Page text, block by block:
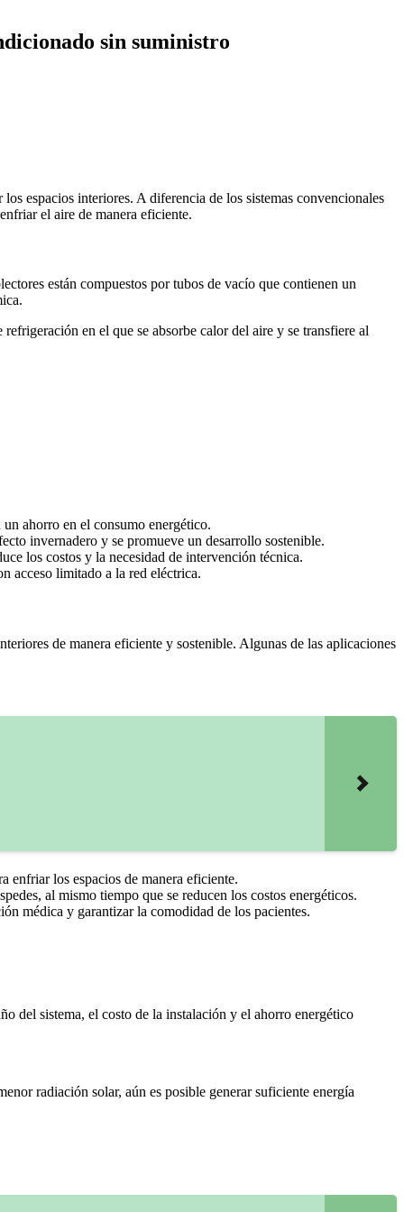
sin suministro
espacios interiores. A diferencia de los sistemas convencionales
el aire de manera eficiente.
están compuestos por tubos de vacío que contienen un
en el que se absorbe calor del aire y se transfiere al
ahorro en el consumo energético.
invernadero y se promueve un desarrollo sostenible.
los costos y la necesidad de intervención técnica.
acceso limitado a la red eléctrica.
de manera eficiente y sostenible. Algunas de las aplicaciones
enfriar los espacios de manera eficiente.
al mismo tiempo que se reducen los costos energéticos.
médica y garantizar la comodidad de los pacientes.
del sistema, el costo de la instalación y el ahorro energético
radiación solar, aún es posible generar suficiente energía